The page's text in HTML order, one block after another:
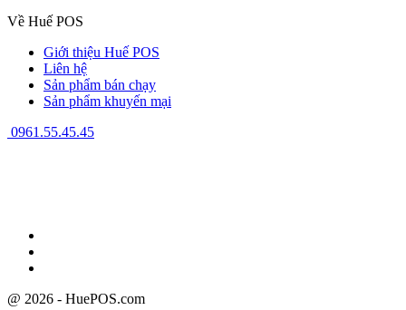
Về Huế POS
Giới thiệu Huế POS
Liên hệ
Sản phẩm bán chạy
Sản phẩm khuyến mại
0961.55.45.45
@ 2026 - HuePOS.com